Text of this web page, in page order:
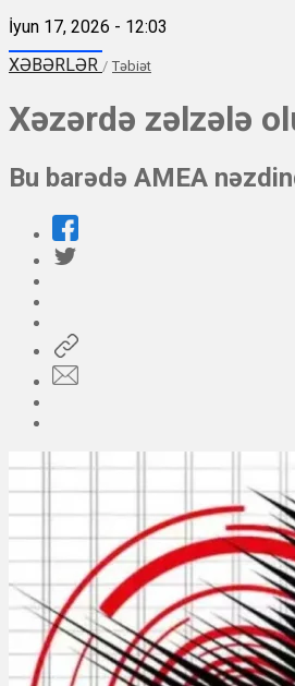
İyun 17, 2026 - 12:03
XƏBƏRLƏR / Təbiət
Xəzərdə zəlzələ
Bu barədə AMEA